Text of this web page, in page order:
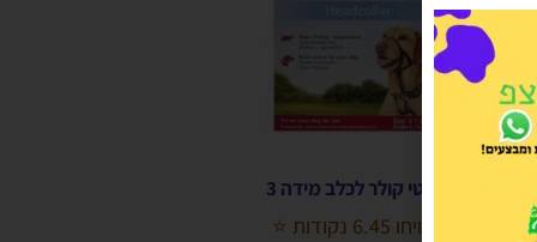
האלטי קולר לכלב מידה 3
הרוויחו 6.45 נקודות ⭐